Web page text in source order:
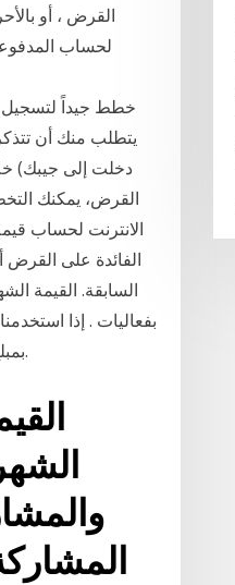
القرض ، أو
يتطلب منك أن
دخلت إلى جيبك)
القرض، يمكنك
الفائدة على
السابقة. القيمة
بفعاليات . إذا
بمبلغ 379.08 ريال ًا. ومع ذلك ، فهذه هي القيمة إذا تم سداد المدفوعات في نهاية كل فترة.